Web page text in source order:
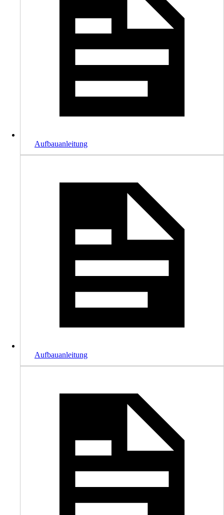
Aufbauanleitung
Aufbauanleitung